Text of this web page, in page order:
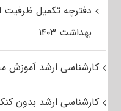
دفترچه تکمیل ظرفیت
بهداشت ۱۴۰۳
کارشناسی ارشد آموزش
کارشناسی ارشد بدون